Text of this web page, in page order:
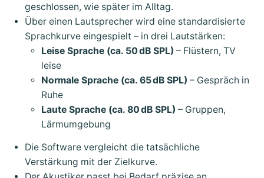
geschlossen, wie später im Alltag.
Über einen Lautsprecher wird eine standardisierte
Sprachkurve eingespielt – in drei Lautstärken:
Leise Sprache (ca. 50 dB SPL) – Flüstern, TV
leise
Normale Sprache (ca. 65 dB SPL) – Gespräch in
Ruhe
Laute Sprache (ca. 80 dB SPL) – Gruppen,
Lärmumgebung
Die Software vergleicht die tatsächliche
Verstärkung mit der Zielkurve.